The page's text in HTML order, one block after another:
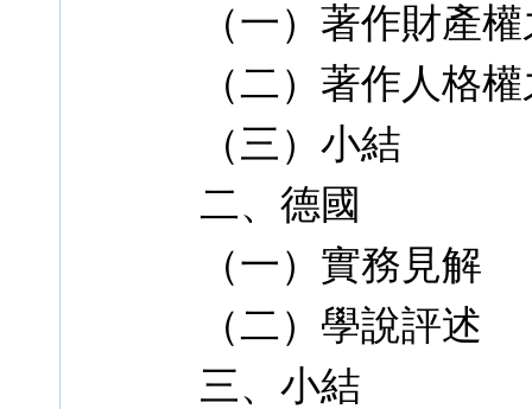
（一）著作財產
（二）著作人格
（三）小結
二、德國
（一）實務見解
（二）學說評述
三、小結